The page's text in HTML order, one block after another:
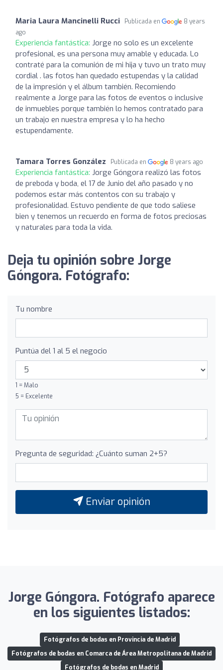
Maria Laura Mancinelli Rucci Publicada en
8 years
ago
Experiencia fantástica: Jorge no solo es un excelente
profesional, es una persona muy amable y educada. Lo
contraté para la comunión de mi hija y tuvo un trato muy
cordial . las fotos han quedado estupendas y la calidad
de la impresión y el álbum también. Recomiendo
realmente a Jorge para las fotos de eventos o inclusive
de inmuebles porque también lo hemos contratado para
un trabajo en nuestra empresa y lo ha hecho
estupendamente.
Tamara Torres González Publicada en 8 years ago
Experiencia fantástica: Jorge Góngora realizó las fotos
de preboda y boda, el 17 de Junio del año pasado y no
podemos estar más contentos con su trabajo y
profesionalidad. Estuvo pendiente de que todo saliese
bien y tenemos un recuerdo en forma de fotos preciosas
y naturales para toda la vida.
Deja tu opinión sobre Jorge
Góngora. Fotógrafo:
Tu nombre
Puntúa del 1 al 5 el negocio
1 = Malo
5 = Excelente
Pregunta de seguridad: ¿Cuánto suman 2+5?
Enviar opinión
Jorge Góngora. Fotógrafo aparece
en los siguientes listados:
Fotógrafos de bodas en Provincia de Madrid
Fotógrafos de bodas en Comarca de Área Metropolitana de Madrid
Fotógrafos de bodas en Madrid